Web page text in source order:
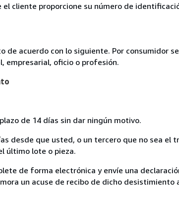
cliente proporcione su número de
de acuerdo con lo siguiente. Por consumidor
empresarial, oficio o profesión.
de 14 días sin dar ningún motivo.
desde que usted, o un tercero que no sea el
último lote o pieza.
de forma electrónica y envíe una
un acuse de recibo de dicho